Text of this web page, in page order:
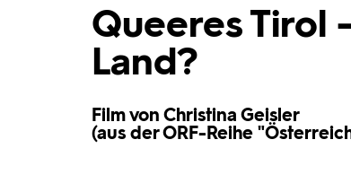
Queeres Tirol
Land?
Film von Christina Geisler
(aus der ORF-Reihe